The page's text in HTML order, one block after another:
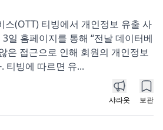
스(OTT) 티빙에서 개인정보 유출 사
일 홈페이지를 통해 “전날 데이터베
은 접근으로 인해 회원의 개인정보
티빙에 따르면 유...
샤라웃 보관